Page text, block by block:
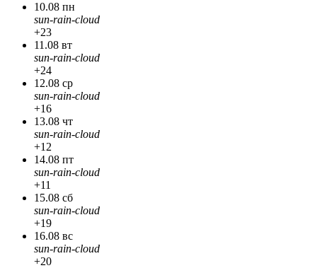
10.08 пн
sun-rain-cloud
+23
11.08 вт
sun-rain-cloud
+24
12.08 ср
sun-rain-cloud
+16
13.08 чт
sun-rain-cloud
+12
14.08 пт
sun-rain-cloud
+11
15.08 сб
sun-rain-cloud
+19
16.08 вс
sun-rain-cloud
+20